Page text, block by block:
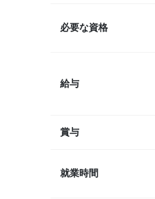
必要な資格
給与
賞与
就業時間